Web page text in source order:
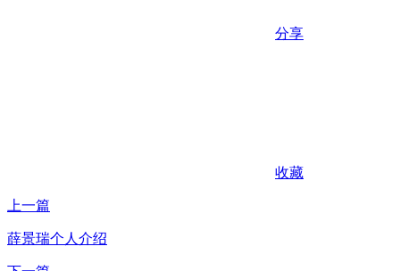
分享
收藏
上一篇
薛景瑞个人介绍